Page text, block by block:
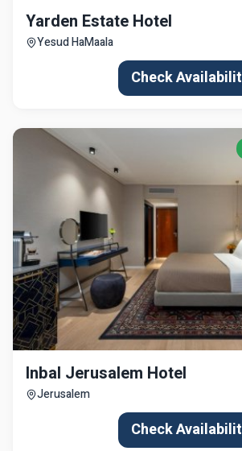
Yarden Estate Hotel
Yesud HaMaala
Check
Inbal Jerusalem Hotel
Jerusalem
Check